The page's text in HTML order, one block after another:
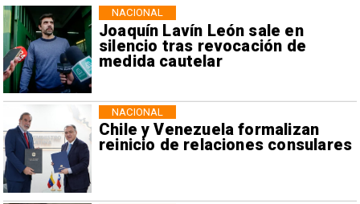
Joaquín Lavín León sale en
silencio tras revocación de
medida cautelar
NACIONAL
Chile y Venezuela formalizan
reinicio de relaciones consulares
NACIONAL